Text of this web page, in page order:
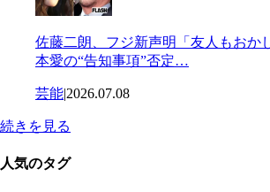
佐藤二朗、フジ新声明「友人もおか
本愛の“告知事項”否定…
芸能|2026.07.08
続きを見る
人気のタグ